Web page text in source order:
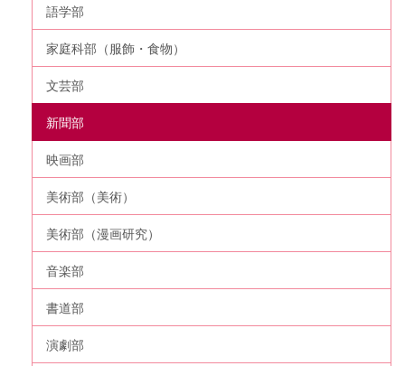
語学部
家庭科部（服飾・食物）
文芸部
新聞部
映画部
美術部（美術）
美術部（漫画研究）
音楽部
書道部
演劇部